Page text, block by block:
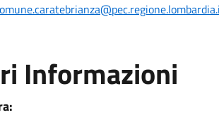
Informazioni